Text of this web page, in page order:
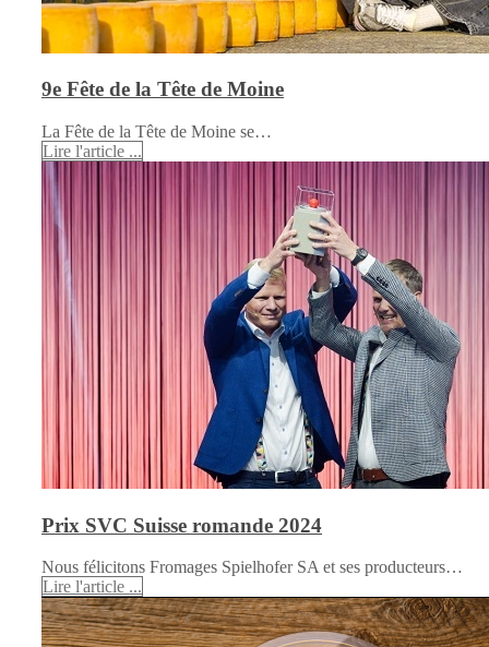
9e Fête de la Tête de Moine
La Fête de la Tête de Moine se…
Lire l'article ...
Prix SVC Suisse romande 2024
Nous félicitons Fromages Spielhofer SA et ses producteurs…
Lire l'article ...